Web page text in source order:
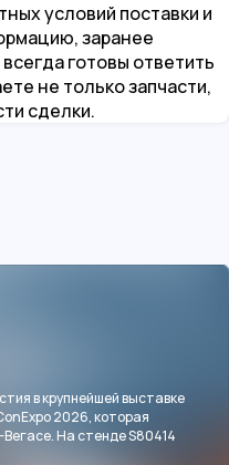
условий поставки и
заранее
готовы ответить
не только запчасти,
сделки.
в крупнейшей выставке
2026, которая
На стенде S80414